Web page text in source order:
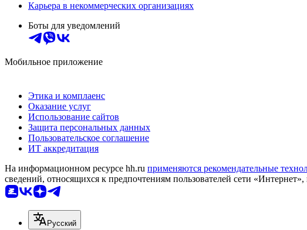
Карьера в некоммерческих организациях
Боты для уведомлений
Мобильное приложение
Этика и комплаенс
Оказание услуг
Использование сайтов
Защита персональных данных
Пользовательское соглашение
ИТ аккредитация
На информационном ресурсе hh.ru применяются рекомендательные
сведений, относящихся к предпочтениям пользователей сети
Русский